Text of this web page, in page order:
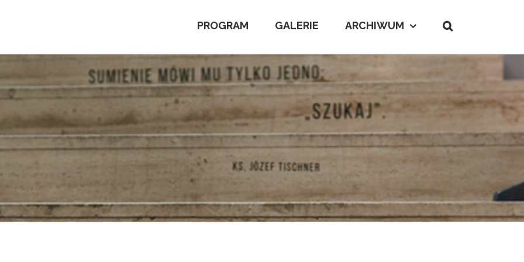
PROGRAM GALERIE ARCHIWUM